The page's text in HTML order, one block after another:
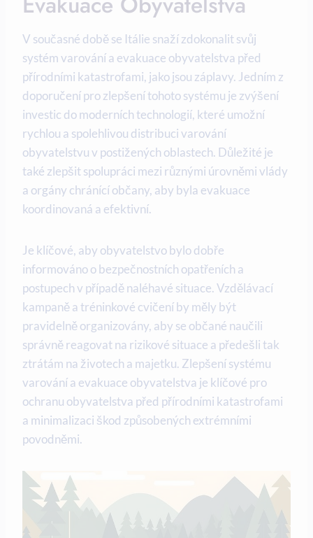
V současné době se Itálie snaží zdokonalit svůj
systém varování a evakuace obyvatelstva před
přírodními katastrofami, jako jsou záplavy. Jedním z
doporučení pro zlepšení tohoto systému je zvýšení
investic do moderních technologií, které umožní
rychlou a spolehlivou distribuci varování
obyvatelstvu v postižených oblastech. Důležité je
také zlepšit spolupráci mezi různými úrovněmi vlády
a orgány chránící občany, aby byla evakuace
koordinovaná a efektivní.
Je klíčové, aby obyvatelstvo bylo dobře
informováno o bezpečnostních opatřeních a
postupech v případě naléhavé situace. Vzdělávací
kampaně a tréninkové cvičení by měly být
pravidelně organizovány, aby se občané naučili
správně reagovat na rizikové situace a předešli tak
ztrátám na životech a majetku. Zlepšení systému
varování a evakuace obyvatelstva je klíčové pro
ochranu obyvatelstva před přírodními katastrofami
a minimalizaci škod způsobených extrémními
povodněmi.